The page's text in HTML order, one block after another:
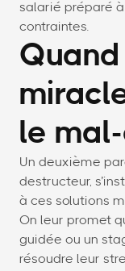
salarié préparé
contraintes.
le
Un deuxième
destructeur,
à ces solutions
On leur promet
guidée ou un
résoudre leur